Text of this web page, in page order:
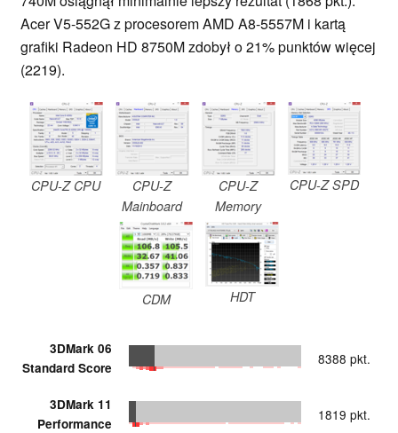
Acer V5-552G z procesorem AMD A8-5557M i kartą
grafiki Radeon HD 8750M zdobył o 21% punktów więcej
(2219).
CPU-Z CPU
CPU-Z
Mainboard
CPU-Z
Memory
CPU-Z SPD
CDM HDT
3DMark 06
Standard Score
8388 pkt.
3DMark 11
Performance
1819 pkt.